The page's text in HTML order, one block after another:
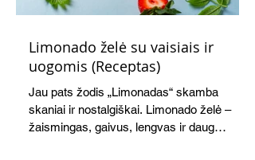
Limonado želė su vaisiais ir
uogomis (Receptas)
Jau pats žodis „Limonadas“ skamba
skaniai ir nostalgiškai. Limonado želė –
žaismingas, gaivus, lengvas ir daug